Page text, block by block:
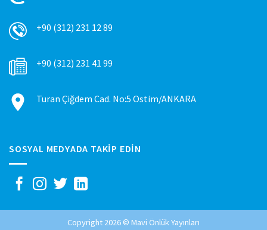
+90 (312) 231 12 89
+90 (312) 231 41 99
Turan Çiğdem Cad. No:5 Ostim/ANKARA
SOSYAL MEDYADA TAKIP EDIN
Copyright 2026 © Mavi Önlük Yayınları